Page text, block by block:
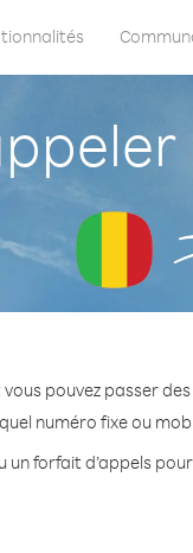
vous pouvez passer
numéro fixe ou
un forfait d’appels